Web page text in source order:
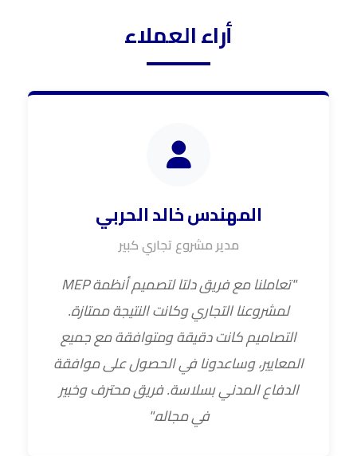
أراء العملاء
المهندس خالد الحربي
مدير مشروع تجاري كبير
"تعاملنا مع فريق دلتا لتصميم أنظمة MEP
لمشروعنا التجاري وكانت النتيجة ممتازة.
التصاميم كانت دقيقة ومتوافقة مع جميع
المعايير، وساعدونا في الحصول على موافقة
الدفاع المدني بسلاسة. فريق محترف وخبير
في مجاله."